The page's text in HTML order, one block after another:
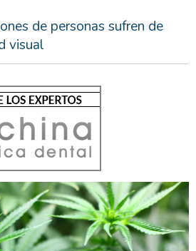
de personas sufren de
visual